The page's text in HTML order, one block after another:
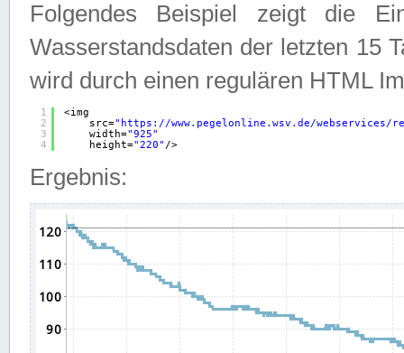
Folgendes Beispiel zeigt die
Wasserstandsdaten der letzten 15
wird durch einen regulären HTML
1
2
3
4
<img
src=" https://www.pegelonline.wsv.de/webservices/
width="925"
height="220" />
Ergebnis: